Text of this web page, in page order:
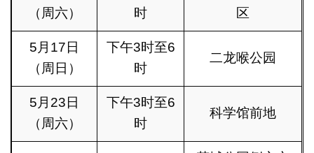
（周六）
时
区
5月17日
（周日）
下午3时至6
时
二龙喉公园
5月23日
（周六）
下午3时至6
时
科学馆前地